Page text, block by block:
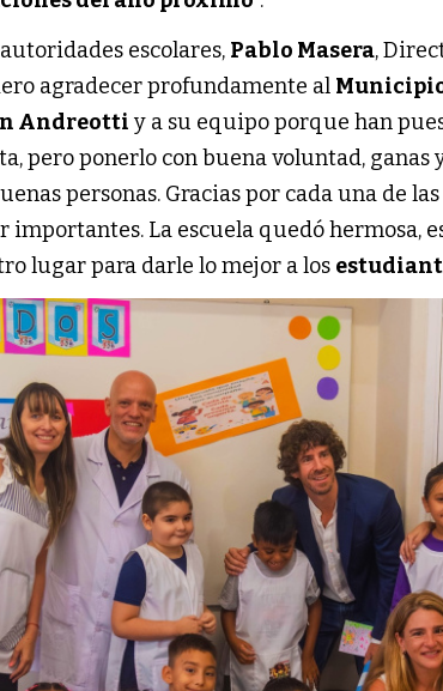
escolares, Pablo Masera,
agradecer profundamente al
Andreotti y a su equipo porque han
pero ponerlo con buena voluntad, ganas
personas. Gracias por cada una de
importantes. La escuela quedó hermosa,
lugar para darle lo mejor a los